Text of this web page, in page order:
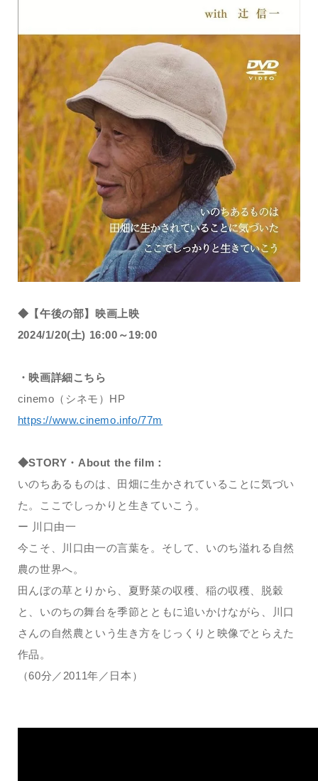
◆【午後の部】映画上映
2024/1/20(土) 16:00～19:00
・映画詳細こちら
cinemo（シネモ）HP
https://www.cinemo.info/77m
◆STORY・About the film：
いのちあるものは、田畑に生かされていることに気づい
た。ここでしっかりと生きていこう。
ー 川口由一
今こそ、川口由一の言葉を。そして、いのち溢れる自然
農の世界へ。
田んぼの草とりから、夏野菜の収穫、稲の収穫、脱穀
と、いのちの舞台を季節とともに追いかけながら、川口
さんの自然農という生き方をじっくりと映像でとらえた
作品。
（60分／2011年／日本）